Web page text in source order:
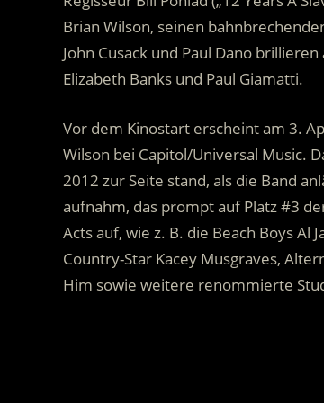
Brian Wilson, seinen
John Cusack und Paul Dano
Elizabeth Banks und Paul Giamatti.
Vor dem Kinostart erscheint am 3.
Wilson bei Capitol/Universal Music.
2012 zur Seite stand, als die Band
aufnahm, das prompt auf Platz #3
Acts auf, wie z. B. die Beach Boys Al
Country-Star Kacey Musgraves,
Him sowie weitere renommierte